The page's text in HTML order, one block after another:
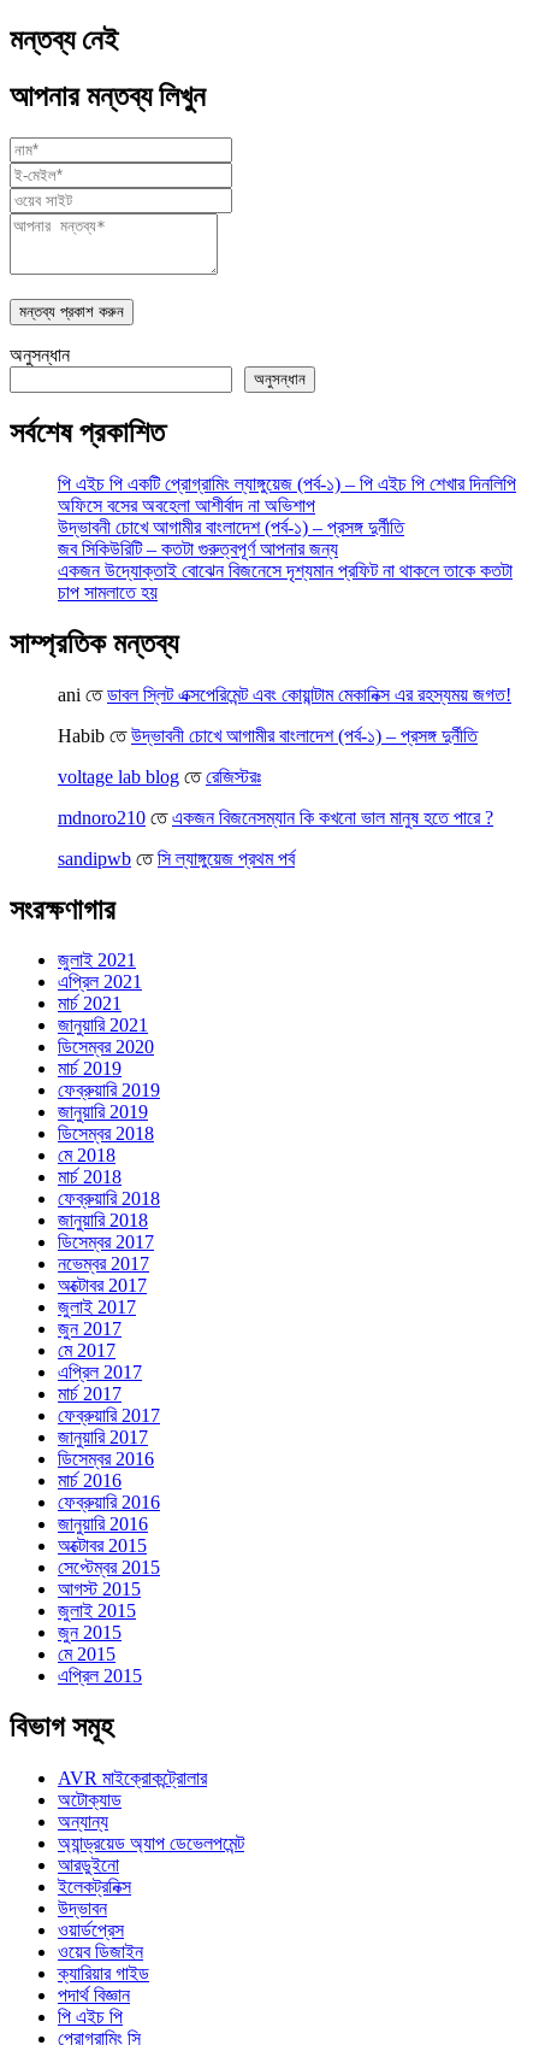
মন্তব্য নেই
আপনার মন্তব্য লিখুন
মন্তব্য প্রকাশ করুন
অনুসন্ধান
অনুসন্ধান
সর্বশেষ প্রকাশিত
পি এইচ পি একটি প্রোগ্রামিং ল্যাঙ্গুয়েজ (পর্ব-১) – পি এইচ পি শেখার দিনলিপি
অফিসে বসের অবহেলা আশীর্বাদ না অভিশাপ
উদ্ভাবনী চোখে আগামীর বাংলাদেশ (পর্ব-১) – প্রসঙ্গ দুর্নীতি
জব সিকিউরিটি – কতটা গুরুত্বপূর্ণ আপনার জন্য
একজন উদ্যোক্তাই বোঝেন বিজনেসে দৃশ্যমান প্রফিট না থাকলে তাকে কতটা
চাপ সামলাতে হয়
সাম্প্রতিক মন্তব্য
ani তেডাবল স্লিট এক্সপেরিমেন্ট এবং কোয়ান্টাম মেকানিক্স এর রহস্যময় জগত!
Habib তেউদ্ভাবনী চোখে আগামীর বাংলাদেশ (পর্ব-১) – প্রসঙ্গ দুর্নীতি
voltage lab blog তেরেজিস্টরঃ
mdnoro210 তেএকজন বিজনেসম্যান কি কখনো ভাল মানুষ হতে পারে ?
sandipwb তেসি ল্যাঙ্গুয়েজ প্রথম পর্ব
সংরক্ষণাগার
জুলাই 2021
এপ্রিল 2021
মার্চ 2021
জানুয়ারি 2021
ডিসেম্বর 2020
মার্চ 2019
ফেব্রুয়ারি 2019
জানুয়ারি 2019
ডিসেম্বর 2018
মে 2018
মার্চ 2018
ফেব্রুয়ারি 2018
জানুয়ারি 2018
ডিসেম্বর 2017
নভেম্বর 2017
অক্টোবর 2017
জুলাই 2017
জুন 2017
মে 2017
এপ্রিল 2017
মার্চ 2017
ফেব্রুয়ারি 2017
জানুয়ারি 2017
ডিসেম্বর 2016
মার্চ 2016
ফেব্রুয়ারি 2016
জানুয়ারি 2016
অক্টোবর 2015
সেপ্টেম্বর 2015
আগস্ট 2015
জুলাই 2015
জুন 2015
মে 2015
এপ্রিল 2015
বিভাগ সমূহ
AVR মাইক্রোকন্ট্রোলার
অটোক্যাড
অন্যান্য
অ্যান্ড্রয়েড অ্যাপ ডেভেলপমেন্ট
আরডুইনো
ইলেকট্রনিক্স
উদ্ভাবন
ওয়ার্ডপ্রেস
ওয়েব ডিজাইন
ক্যারিয়ার গাইড
পদার্থ বিজ্ঞান
পি এইচ পি
প্রোগ্রামিং সি